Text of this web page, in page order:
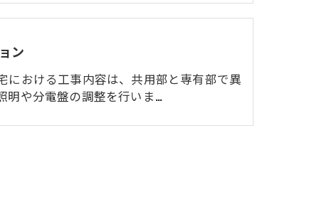
ン
における工事内容は、共用部と専有部で異
明や分電盤の調整を行いま…